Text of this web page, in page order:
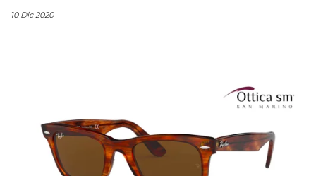
10 Dic 2020